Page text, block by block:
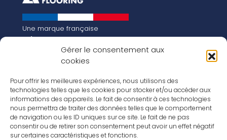
Gérer le consentement aux
cookies
Pour offrir les meilleures expériences, nous utilisons des
technologies telles que les cookies pour stocker et/ou accéder aux
informations des appareils. Le fait de consentir à ces technologies
nous permettra de traiter des données telles que le comportement
de navigation ou les ID uniques sur ce site. Le fait de ne pas
consentir ou de retirer son consentement peut avoir un effet négatif
sur certaines caractéristiques et fonctions.
Une marque française
Qui sommes-nous
Notre histoire
Les chiffres clés
FR
EN
Nos revêtements
Nos Stratifiés
Nos accessoires
Nos parquets